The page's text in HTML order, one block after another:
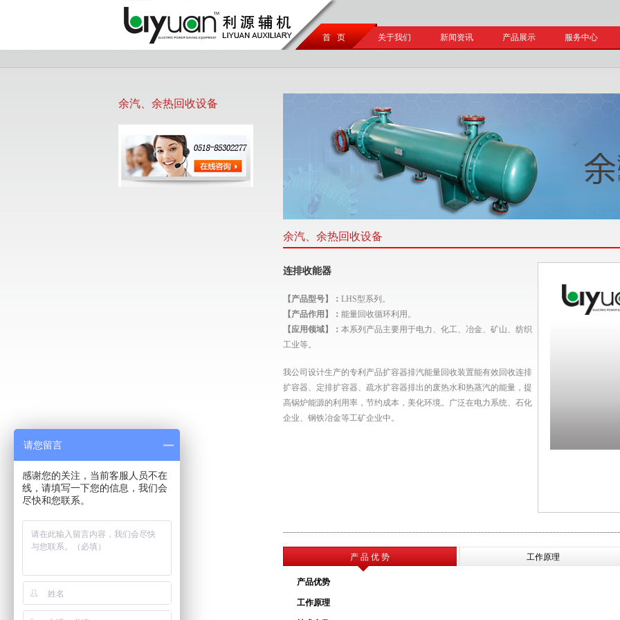
首 页 关于我们 新闻资讯 产品展示 服务中心
余汽、余热回收设备
余汽、余热回收设备
连排收能器
【产品型号】： LHS型系列。
【产品作用】： 能量回收循环利用。
【应用领域】： 本系列 产品主要用于电力、化工、冶金、矿山、纺织
工业等。
我公司设计生产的专利产品扩容器排汽能量回收装置能有效回收连排
扩容器、定排扩容器、疏水扩容器排出的废热水和热蒸汽的能量，提
高锅炉能源的利用率，节约成本，美化环境。
广泛在电力系统、石化
企业、钢铁冶金等工矿企业中。
产 品 优 势 工作原理
产品优势
工作原理
请您留言
感谢您的关注，当前客服人员不在
线，请填写一下您的信息，我们会
尽快和您联系。